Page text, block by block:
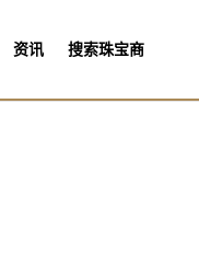
资讯 搜索珠宝商